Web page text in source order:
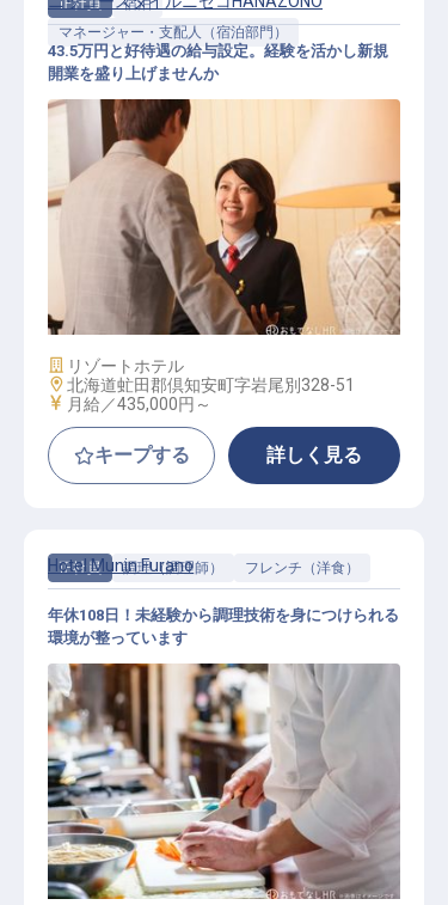
正社員
宿泊
マネージャー・支配人（宿泊部門）
宿泊課長（フロントオフィスマネー
ジャー）
43.5万円と好待遇の給与設定。経験を活かし新規
開業を盛り上げませんか
施設業態
リゾートホテル
勤務地
北海道虻田郡倶知安町字岩尾別328-51
給与
月給／435,000円～
キープする 詳しく見る
正社員 調理（調理師） フレンチ（洋食）
調理スタッフ
Hotel Munin Furano
年休108日！未経験から調理技術を身につけられる
環境が整っています